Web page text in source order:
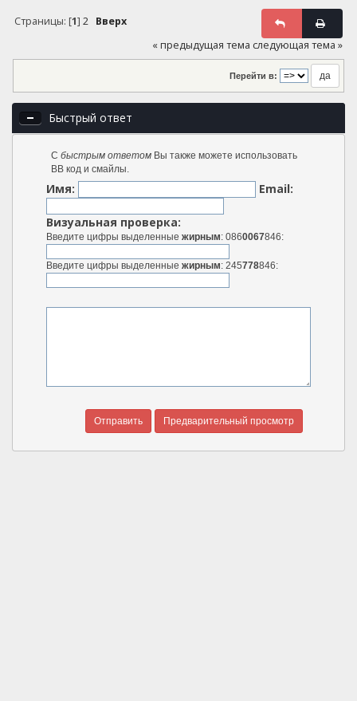
Страницы: [1] 2
Вверх
« предыдущая тема следующая тема »
Перейти в:
Быстрый ответ
С быстрым ответомВы также можете использовать
BB код и смайлы.
Имя: Email:
Визуальная проверка:
Введите цифры выделенные жирным: 0860067846:
Введите цифры выделенные жирным: 245778846: